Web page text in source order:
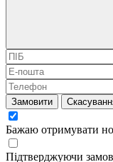
Замовити
Бажаю отримувати
Підтверджуючи